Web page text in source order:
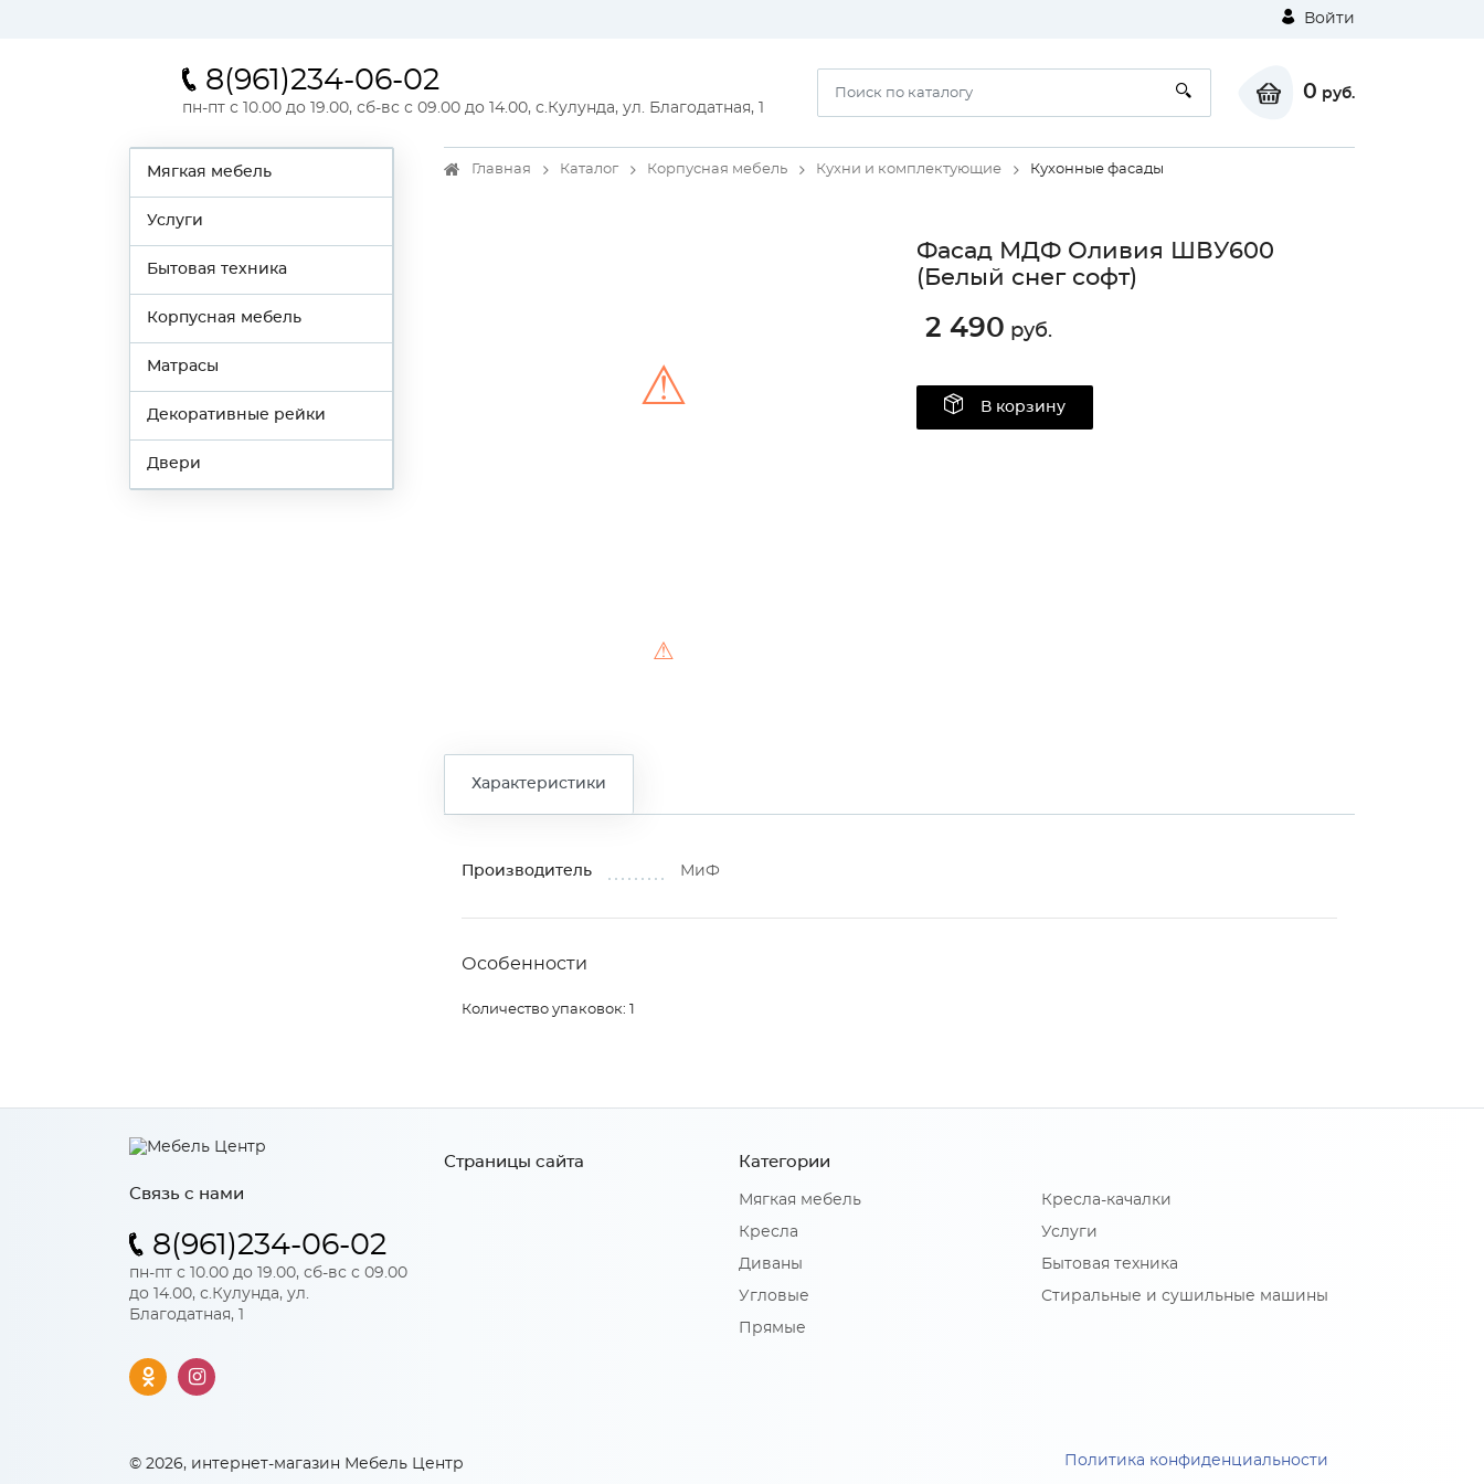
Войти
8(961)234-06-02
пн-пт с 10.00 до 19.00, сб-вс с 09.00 до 14.00, с.Кулунда, ул. Благодатная, 1
0 руб.
Мягкая мебель
Услуги
Бытовая техника
Корпусная мебель
Матрасы
Декоративные рейки
Двери
Главная Каталог Корпусная мебель Кухни и комплектующие Кухонные фасады
⚠
⚠
Фасад МДФ Оливия ШВУ600
(Белый снег софт)
2 490 руб.
В корзину
Характеристики
Производитель МиФ
Особенности
Количество упаковок: 1
Связь с нами
8(961)234-06-02
пн-пт с 10.00 до 19.00, сб-вс с 09.00
до 14.00, с.Кулунда, ул.
Благодатная, 1
Страницы сайта Категории
Мягкая мебель
Кресла
Диваны
Угловые
Прямые
Кресла-качалки
Услуги
Бытовая техника
Стиральные и сушильные машины
© 2026, интернет-магазин Мебель Центр Политика конфиденциальности